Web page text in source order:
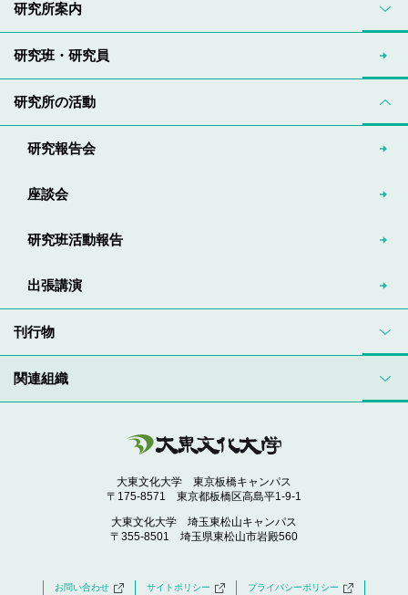
関連組織
大東文化大学 東京板橋キャンパス
〒175-8571 東京都板橋区高島平1-9-1
大東文化大学 埼玉東松山キャンパス
〒355-8501 埼玉県東松山市岩殿560
お問い合わせ サイトポリシー プライバシーポリシー
研究所案内
研究班・研究員
研究所の活動
研究報告会
座談会
研究班活動報告
出張講演
刊行物